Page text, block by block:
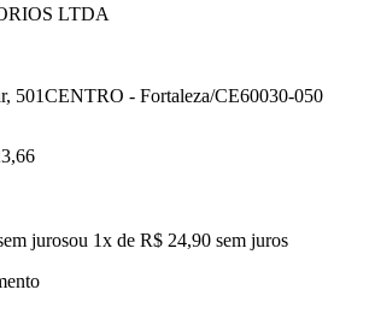
LTDA
501CENTRO - Fortaleza/CE60030-050
,66
jurosou 1x de R$ 24,90 sem juros